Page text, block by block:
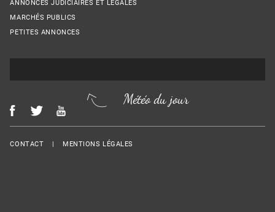
ANNONCES JUDICIAIRES ET LÉGALES
MARCHÉS PUBLICS
PETITES ANNONCES
Météo du jour
Menu Footer
CONTACT MENTIONS LÉGALES